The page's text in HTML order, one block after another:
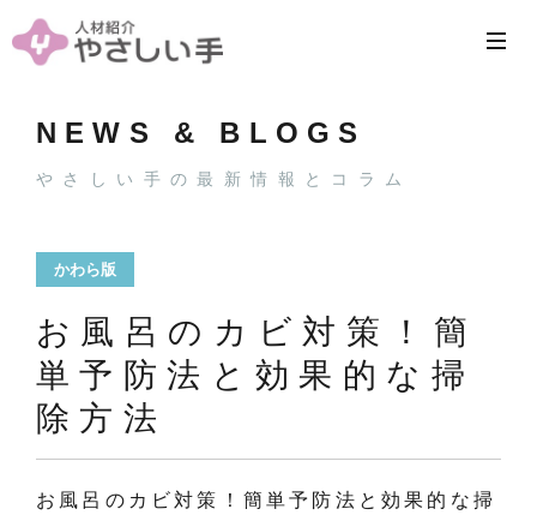
NEWS & BLOGS
やさしい手の最新情報とコラム
かわら版
お風呂のカビ対策！簡
単予防法と効果的な掃
除方法
お風呂のカビ対策！簡単予防法と効果的な掃